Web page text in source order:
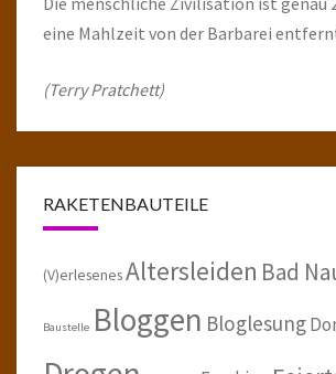
eine Mahlzeit von der Barbarei
(Terry Pratchett)
RAKETENBAUTEILE
(V)erlesenesAltersleiden Bad
Baustelle Bloggen Bloglesung